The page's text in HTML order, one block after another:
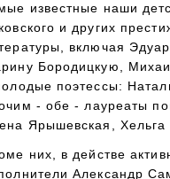
известные наши
и других
включая
Бородицкую,
поэтессы:
- обе - лауреаты
Ярышевская,
них, в действе
Александр